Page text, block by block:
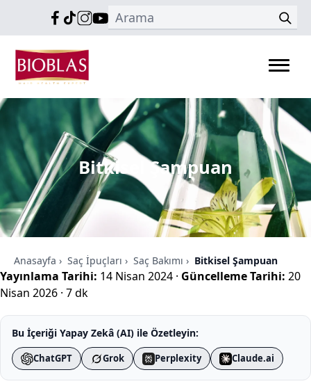
Bitkisel Şampuan
Anasayfa › Saç İpuçları › Saç Bakımı › Bitkisel Şampuan
Yayınlama Tarihi: 14 Nisan 2024 · Güncelleme Tarihi: 20
Nisan 2026 · 7 dk
Bu İçeriği Yapay Zekâ (AI) ile Özetleyin:
ChatGPT Grok Perplexity Claude.ai